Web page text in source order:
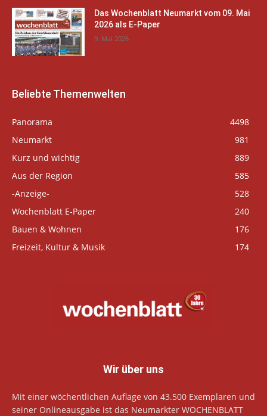
Das Wochenblatt Neumarkt vom 09. Mai
2026 als E-Paper
9. Mai 2026
Beliebte Themenwelten
Panorama
4498
Neumarkt
981
Kurz und wichtig
889
Aus der Region
585
-Anzeige-
528
Wochenblatt E-Paper
240
Bauen & Wohnen
176
Freizeit, Kultur & Musik
174
Wir über uns
Mit einer wöchentlichen Auflage von 43.500 Exemplaren und
seiner Onlineausgabe ist das Neumarkter WOCHENBLATT